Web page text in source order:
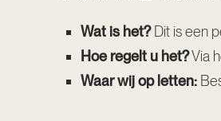
Wat is het?Dit is een
Hoe regelt u het?Via
Waar wij op letten: